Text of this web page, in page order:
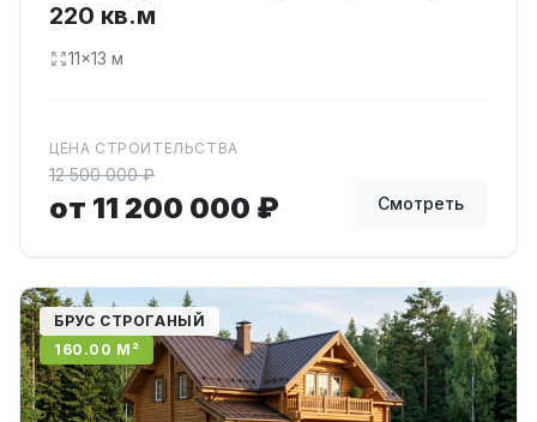
220 кв.м
11×13 м
ЦЕНА СТРОИТЕЛЬСТВА
12 500 000 ₽
от 11 200 000 ₽ Смотреть
БРУС СТРОГАНЫЙ
160.00 М²